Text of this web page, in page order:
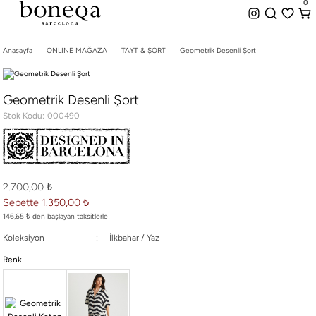
%50 ye Varan İndirim Hemen Teslim Seçeneği 0
Anasayfa ONLINE MAĞAZA TAYT & ŞORT Geometrik Desenli Şort
Geometrik Desenli Şort
Stok Kodu 000490
2.700,00 ₺
Sepette 1.350,00 ₺
146,65 ₺ den başlayan taksitlerle!
Koleksiyon İlkbahar / Yaz
Renk
0
26 SS İLKBAHAR-YAZ
25/26 SONBAHAR-KIŞ
TÜM KOLEKSİYONLAR
ELBİSE
BLUZ & GÖMLEK
ETEK
PANTOLON
PARTİ & GECE KOLEKSİYONU
TAYT & ŞORT
SPOR KOLEKSİYON